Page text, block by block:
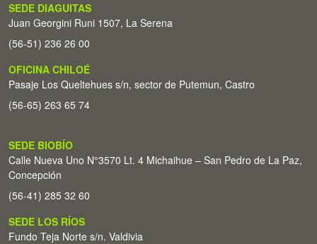
SEDE DIAGUITAS
Juan Georgini Runi 1507, La Serena
(56-51) 236 26 00
OFICINA CHILOÉ
Pasaje Los Queltehues s/n, sector de Putemun, Castro
(56-65) 263 65 74
SEDE BIOBÍO
Calle Nueva Uno N°3570 Lt. 4 Michaihue – San Pedro de La Paz,
Concepción
(56-41) 285 32 60
SEDE LOS RÍOS
Fundo Teja Norte s/n. Valdivia